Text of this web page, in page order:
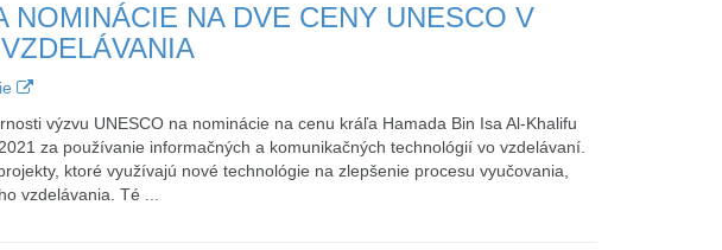
NOMINÁCIE NA DVE CENY UNESCO V
výzvu UNESCO na nominácie na cenu kráľa Hamada Bin Isa Al-Khalifu
za používanie informačných a komunikačných technológií vo vzdelávaní.
ktoré využívajú nové technológie na zlepšenie procesu vyučovania,
vzdelávania. Té ...